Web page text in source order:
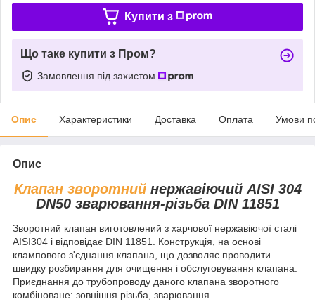
Купити з
Що таке купити з Пром?
Замовлення під захистом
Опис Характеристики Доставка Оплата Умови
Опис
Клапан зворотнийнержавіючий AISI 304
DN50 зварювання-різьба DIN 11851
Зворотний клапан виготовлений з харчової нержавіючої сталі
AISI304 і відповідає DIN 11851. Конструкція, на основі
клампового з'єднання клапана, що дозволяє проводити
швидку розбирання для очищення і обслуговування клапана.
Приєднання до трубопроводу даного клапана зворотного
комбіноване: зовнішня різьба, зварювання.